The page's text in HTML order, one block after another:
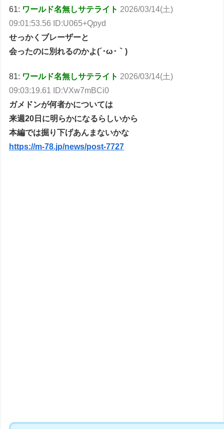
61: ワールド名無しサテライト 2026/03/14(土)
09:01:53.56 ID:U065+Qpyd
せっかくブレーザーと
会ったのに別れるのかよ(´･ω･｀)
81: ワールド名無しサテライト 2026/03/14(土)
09:03:19.61 ID:VXw7mBCi0
ガメドンが何者かについては
来週20日に明らかになるらしいから
本編では掘り下げあんまないかな
https://m-78.jp/news/post-7727